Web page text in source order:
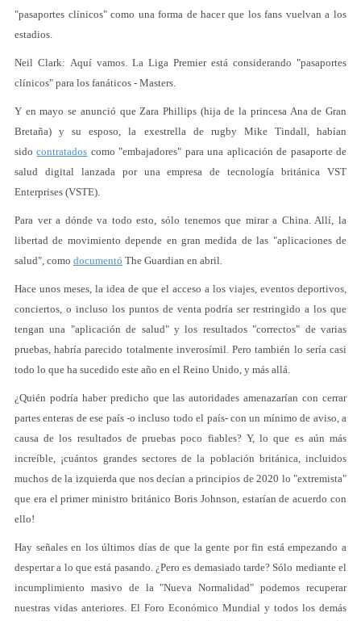
"pasaportes clínicos" como una forma de hacer que los fans vuelvan a los
estadios.
Neil Clark: Aquí vamos. La Liga Premier está considerando "pasaportes
clínicos" para los fanáticos - Masters.
Y en mayo se anunció que Zara Phillips (hija de la princesa Ana de Gran
Bretaña) y su esposo, la exestrella de rugby Mike Tindall, habían
sidocontratados como "embajadores" para una aplicación de pasaporte de
salud digital lanzada por una empresa de tecnología británica VST
Enterprises (VSTE).
Para ver a dónde va todo esto, sólo tenemos que mirar a China. Allí, la
libertad de movimiento depende en gran medida de las "aplicaciones de
salud", como documentó The Guardian en abril.
Hace unos meses, la idea de que el acceso a los viajes, eventos deportivos,
conciertos, o incluso los puntos de venta podría ser restringido a los que
tengan una "aplicación de salud" y los resultados "correctos" de varias
pruebas, habría parecido totalmente inverosímil. Pero también lo sería casi
todo lo que ha sucedido este año en el Reino Unido, y más allá.
¿Quién podría haber predicho que las autoridades amenazarían con cerrar
partes enteras de ese país -o incluso todo el país- con un mínimo de aviso, a
causa de los resultados de pruebas poco fiables? Y, lo que es aún más
increíble, ¡cuántos grandes sectores de la población británica, incluidos
muchos de la izquierda que nos decían a principios de 2020 lo "extremista"
que era el primer ministro británico Boris Johnson, estarían de acuerdo con
ello!
Hay señales en los últimos días de que la gente por fin está empezando a
despertar a lo que está pasando. ¿Pero es demasiado tarde? Sólo mediante el
incumplimiento masivo de la "Nueva Normalidad" podemos recuperar
nuestras vidas anteriores. El Foro Económico Mundial y todos los demás